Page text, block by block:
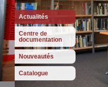
Actualités
Centre de
documentation
Nouveautés
Catalogue